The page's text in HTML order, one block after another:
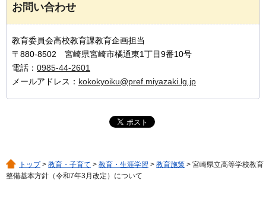
お問い合わせ
教育委員会高校教育課教育企画担当
〒880-8502 宮崎県宮崎市橘通東1丁目9番10号
電話： 0985-44-2601
メールアドレス： kokokyoiku@pref.miyazaki.lg.jp
トップ> 教育・子育て > 教育・生涯学習 > 教育施策 > 宮崎県立高等学校教育
整備基本方針（令和7年3月改定）について